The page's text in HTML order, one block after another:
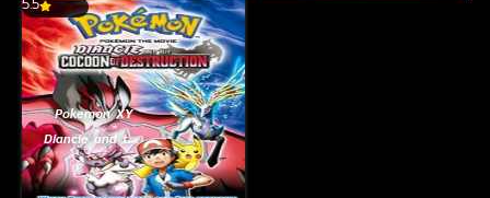
Pokemon XY
Diancie and the
Cocoon of
Destruction